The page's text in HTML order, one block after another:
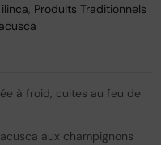
, Produits Traditionnels
à froid, cuites au feu de
aux champignons